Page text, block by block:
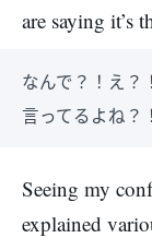
are saying it’s
なんで？！え？
言ってるよね？
Seeing my
explained